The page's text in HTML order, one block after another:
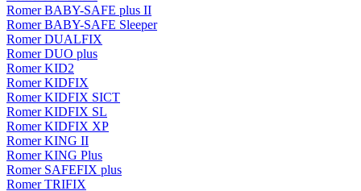
Romer BABY-SAFE plus II
Romer BABY-SAFE Sleeper
Romer DUALFIX
Romer DUO plus
Romer KID2
Romer KIDFIX
Romer KIDFIX SICT
Romer KIDFIX SL
Romer KIDFIX XP
Romer KING II
Romer KING Plus
Romer SAFEFIX plus
Romer TRIFIX